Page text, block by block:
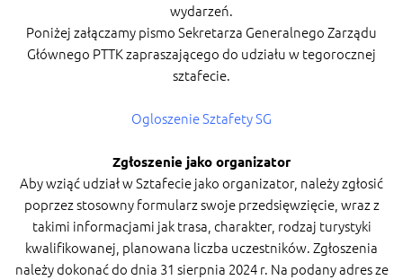
wydarzeń.
Poniżej załączamy pismo Sekretarza Generalnego Zarządu
Głównego PTTK zapraszającego do udziału w tegorocznej
sztafecie.
Ogloszenie Sztafety SG
Zgłoszenie jako organizator
Aby wziąć udział w Sztafecie jako organizator, należy zgłosić
poprzez stosowny formularz swoje przedsięwzięcie, wraz z
takimi informacjami jak trasa, charakter, rodzaj turystyki
kwalifikowanej, planowana liczba uczestników. Zgłoszenia
należy dokonać do dnia 31 sierpnia 2024 r. Na podany adres ze